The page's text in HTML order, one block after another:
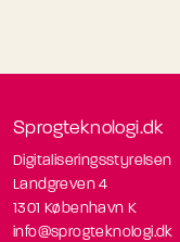
Sprogteknologi.dk
Digitaliseringsstyrelsen
Landgreven 4
1301 København K
info@sprogteknologi.dk